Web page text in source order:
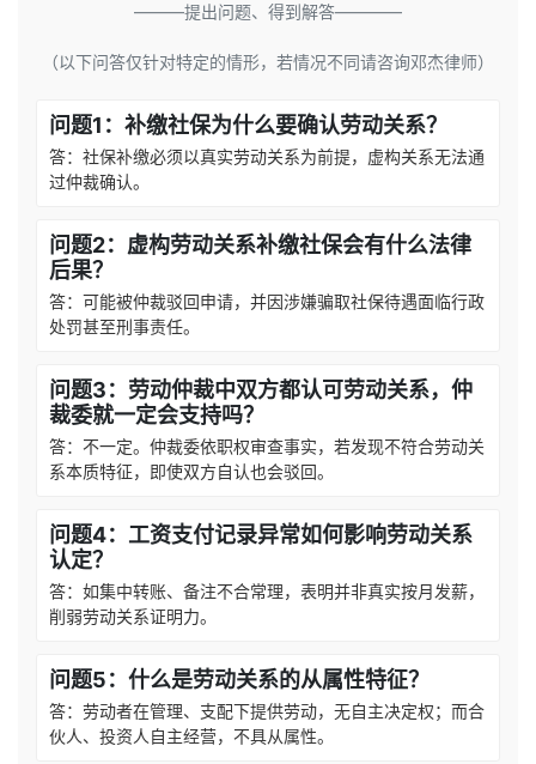
———提出问题、得到解答————
（以下问答仅针对特定的情形，若情况不同请咨询邓杰律师）
问题1：补缴社保为什么要确认劳动关系？
答：社保补缴必须以真实劳动关系为前提，虚构关系无法通
过仲裁确认。
问题2：虚构劳动关系补缴社保会有什么法律
后果？
答：可能被仲裁驳回申请，并因涉嫌骗取社保待遇面临行政
处罚甚至刑事责任。
问题3：劳动仲裁中双方都认可劳动关系，仲
裁委就一定会支持吗？
答：不一定。仲裁委依职权审查事实，若发现不符合劳动关
系本质特征，即使双方自认也会驳回。
问题4：工资支付记录异常如何影响劳动关系
认定？
答：如集中转账、备注不合常理，表明并非真实按月发薪，
削弱劳动关系证明力。
问题5：什么是劳动关系的从属性特征？
答：劳动者在管理、支配下提供劳动，无自主决定权；而合
伙人、投资人自主经营，不具从属性。